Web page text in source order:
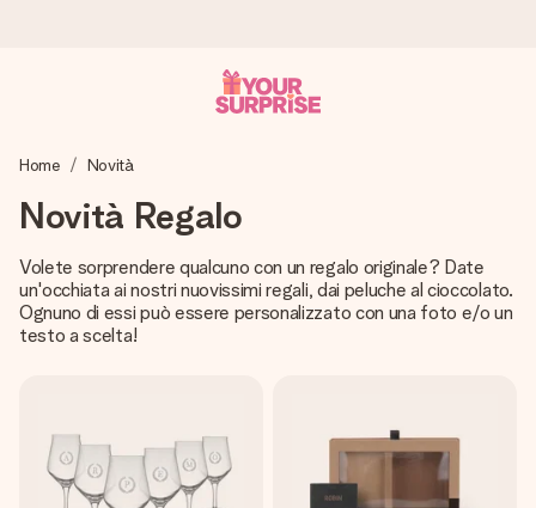
Prepariamo il tuo regalo con attenzione e lo spediamo in un
conta davvero.
4,7 (basato su +15.000 recensioni)
Biglietto d'auguri gratuito
Home Novità
Novità Regalo
Volete sorprendere qualcuno con un regalo originale? Date
un'occhiata ai nostri nuovissimi regali, dai peluche al cioccolato.
Ognuno di essi può essere personalizzato con una foto e/o un
testo a scelta!